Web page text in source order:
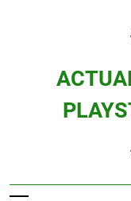
Zelda,